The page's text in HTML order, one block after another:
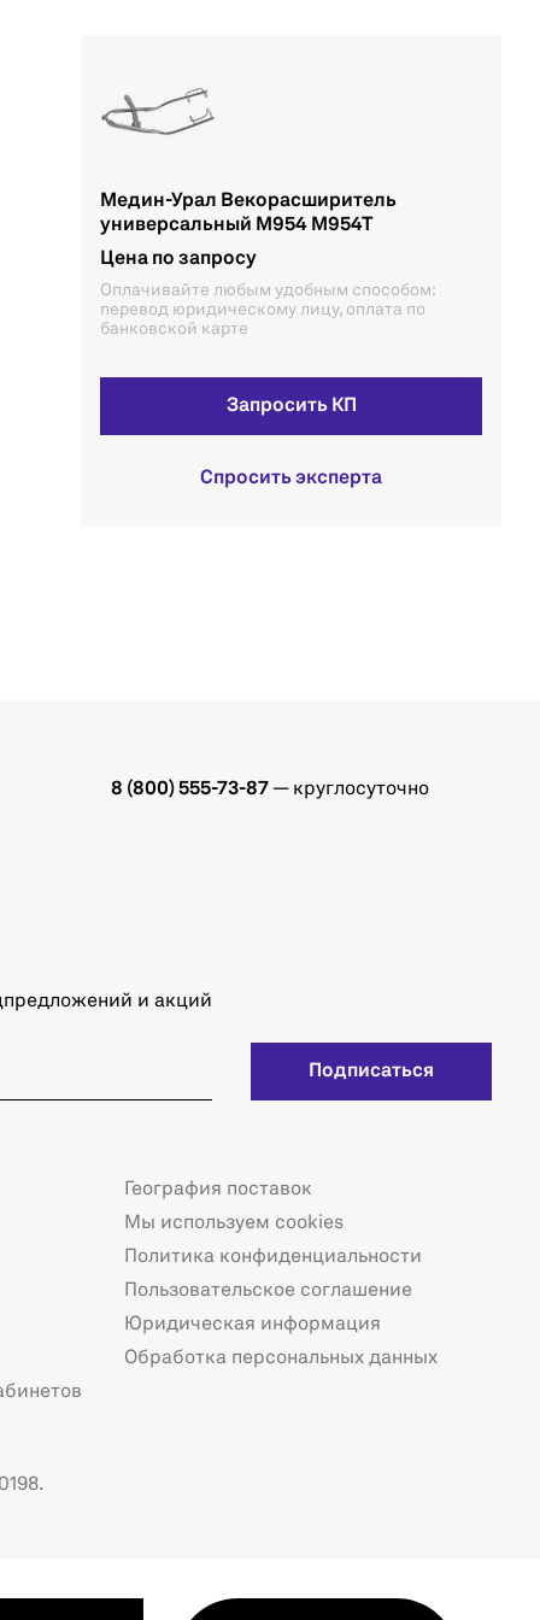
Медин-Урал Векорасширитель
универсальный M954 M954T
Цена по запросу
Оплачивайте любым удобным способом:
перевод юридическому лицу, оплата по
банковской карте
Запросить КП
Спросить эксперта
8 (800) 555-73-87 — круглосуточно
и акций
Подписаться
География поставок
Мы используем cookies
Политика конфиденциальности
Пользовательское соглашение
Юридическая информация
Обработка персональных данных